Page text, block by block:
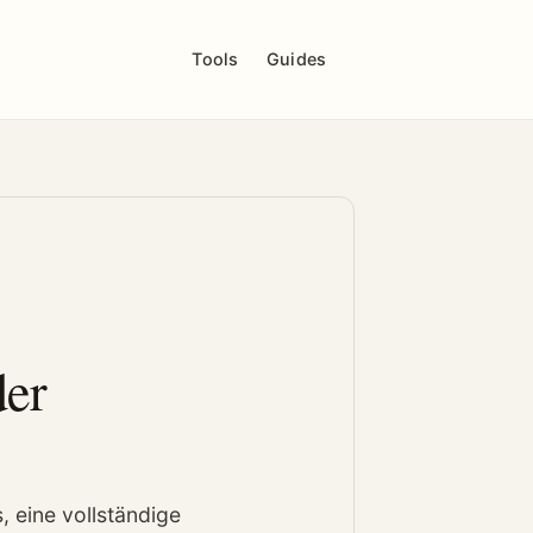
Tools Guides
eine vollständige